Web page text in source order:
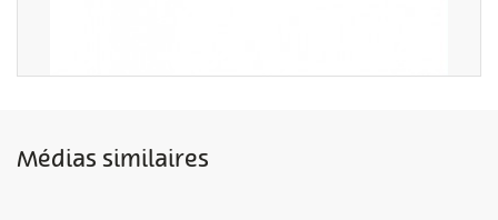
Médias similaires